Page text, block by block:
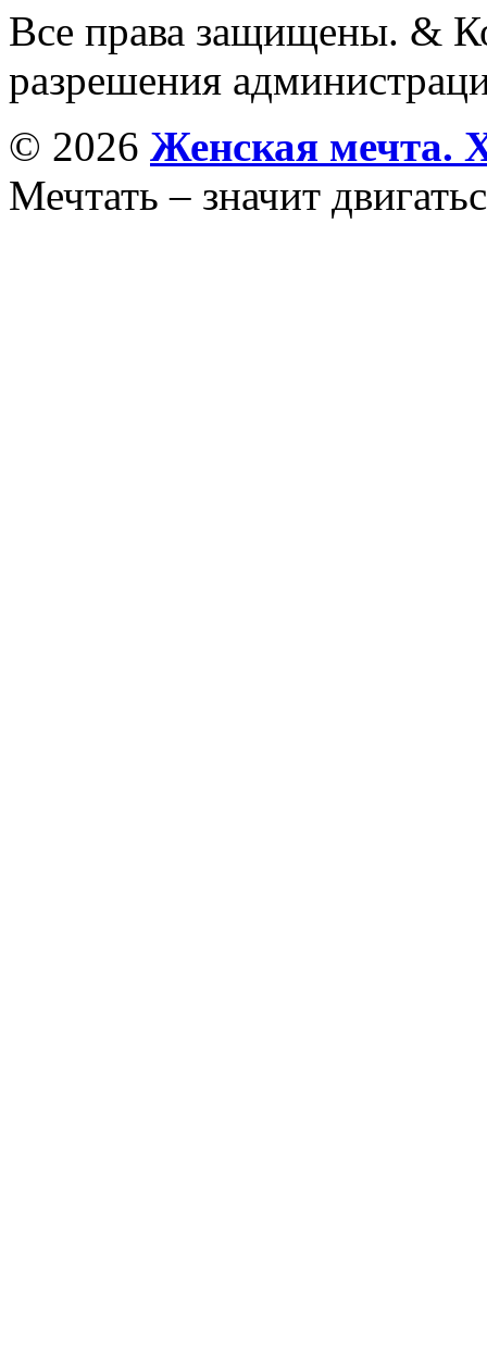
Все права защищены. &
разрешения
© 2026 Женская мечта.
Мечтать – значит